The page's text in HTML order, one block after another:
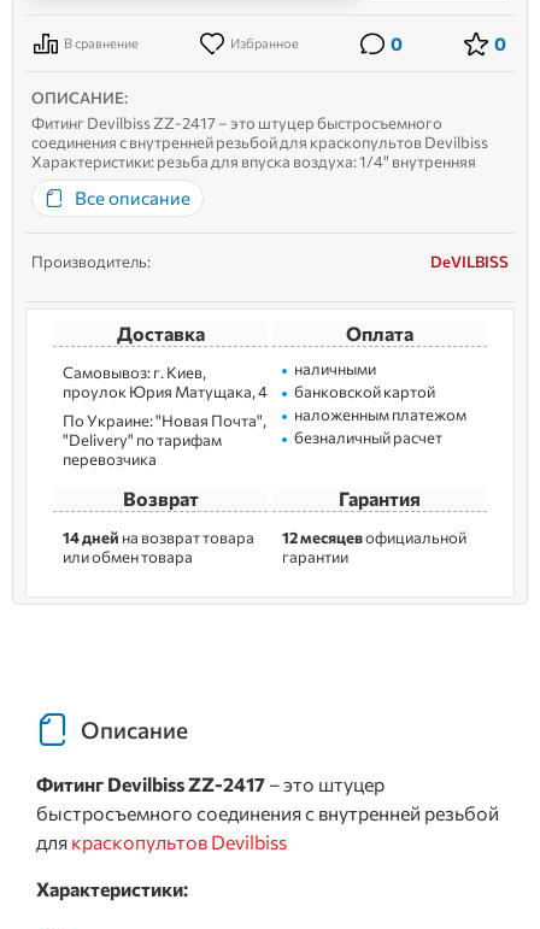
В сравнение Избранное 0 0
ОПИСАНИЕ:
Фитинг Devilbiss ZZ-2417 – это штуцер быстросъемного
соединения с внутренней резьбой для краскопультов Devilbiss
Характеристики: резьба для впуска воздуха: 1/4" внутренняя
резьба (папа); материал: латунь.
Все описание
Производитель: DeVILBISS
Доставка
Самовывоз: г. Kиев,
пpoулoк Юрия Матущака, 4
По Украине: "Новая Почта",
"Delivery" по тарифам
перевозчика
Оплата
наличными
банковской картой
наложенным платежом
безналичный расчет
Возврат
14 дней на возврат товара
или обмен товара
Гарантия
12 месяцевофициальной
гарантии
Описание
Фитинг Devilbiss ZZ-2417 – это штуцер
быстросъемного соединения с внутренней резьбой
для краскопультов Devilbiss
Характеристики: